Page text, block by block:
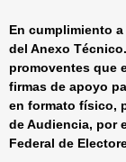
En cumplimiento
del Anexo
promoventes que
firmas de apoyo
en formato físico,
de Audiencia, por
Federal de